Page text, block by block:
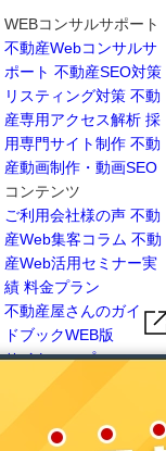
WEBコンサルサポート
不動産Webコンサルサ
ポート 不動産SEO対策
リスティング対策 不動
産専用アクセス解析 採
用専門サイト制作 不動
産動画制作・動画SEO
コンテンツ
ご利用会社様の声 不動
産Web集客コラム 不動
産Web活用セミナー実
績 料金プラン
不動産屋さんのガイ
ドブックWEB版
サイトマップ